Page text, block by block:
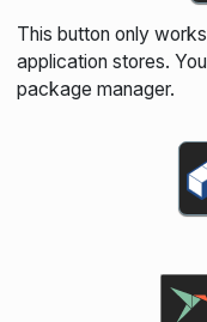
This button only
application stores.
package manager.